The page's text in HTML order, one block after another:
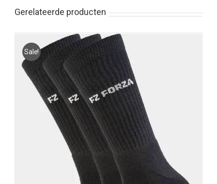
Gerelateerde producten
Sale!